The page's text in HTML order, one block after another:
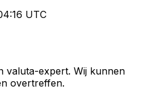
UTC
valuta-expert. Wij kunnen
overtreffen.